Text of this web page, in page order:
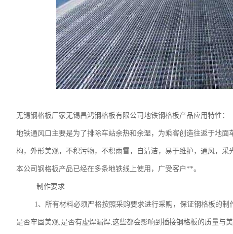
无锡钢格板厂家无锡昌鸿钢格板有限公司地铁钢格板产品应用特性：
地铁通风口主要是为了排除车站余热和余湿，为乘客创造往返于地
构，外形美观，不积污物，不积雨雪，自清洁，易于维护，通风，
本公司钢格板产品已经在多条地铁线上使用，广受客户**。
制作要求
1、所有材料必须严格按照采购要求进行采购，保证钢格板的制
是否牢固美观,是否有虚焊漏焊,这些都会影响到插接钢格板的质量与